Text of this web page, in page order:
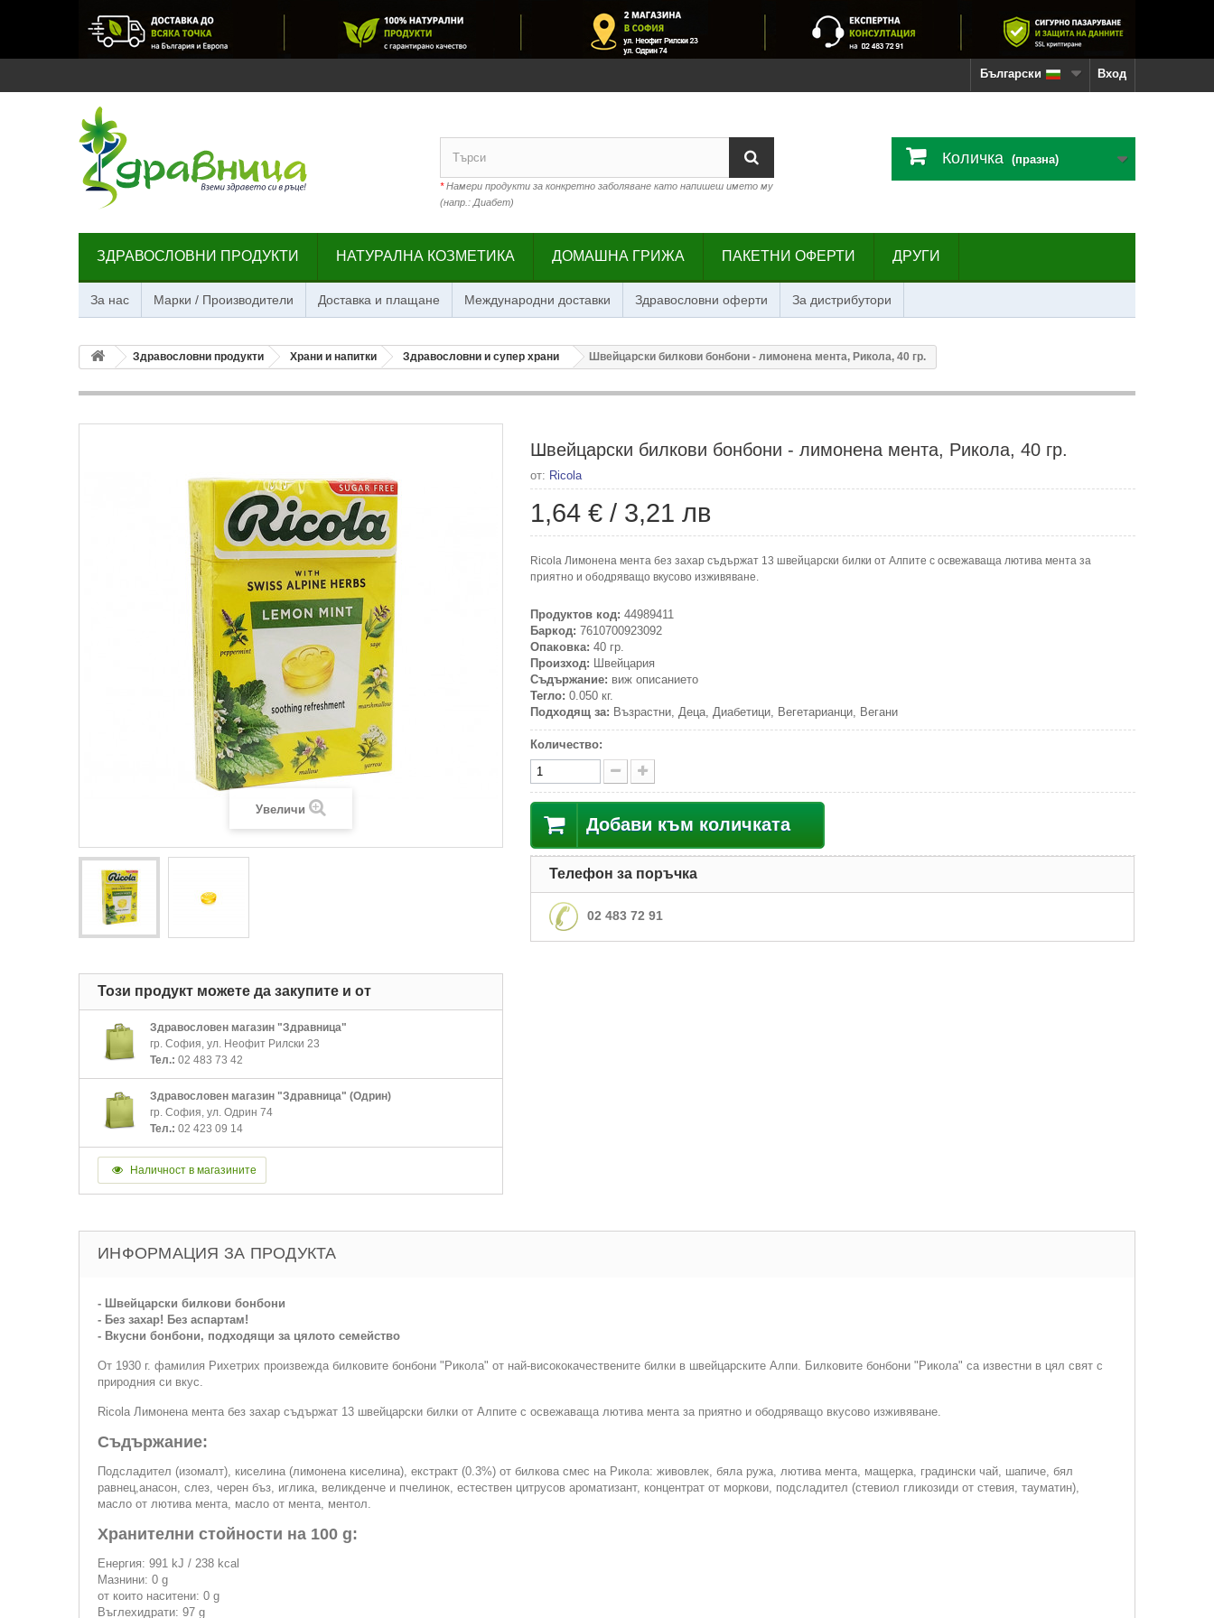
Вход
Български
*Намери продукти за конкретно заболяване като напишеш името му
(напр.: Диабет)
Количка (празна)
ЗДРАВОСЛОВНИ ПРОДУКТИ НАТУРАЛНА КОЗМЕТИКА ДОМАШНА ГРИЖА ПАКЕТНИ ОФЕРТИ ДРУГИ
За нас Марки / Производители Доставка и плащане Международни доставки Здравословни оферти За дистрибутори
Здравословни продукти Храни и напитки Здравословни и супер храни Швейцарски билкови бонбони - лимонена мента, Рикола, 40 гр.
Увеличи
Този продукт можете да закупите и от
Здравословен магазин "Здравница"
гр. София, ул. Неофит Рилски 23
Тел.: 02 483 73 42
Здравословен магазин "Здравница" (Одрин)
гр. София, ул. Одрин 74
Тел.: 02 423 09 14
Наличност в магазините
Швейцарски билкови бонбони - лимонена мента, Рикола, 40 гр.
от: Ricola
1,64 € / 3,21 лв
Ricola Лимонена мента без захар съдържат 13 швейцарски билки от Алпите с освежаваща лютива мента за
приятно и ободряващо вкусово изживяване.
Продуктов код: 44989411
Баркод: 7610700923092
Опаковка: 40 гр.
Произход: Швейцария
Съдържание: виж описанието
Тегло: 0.050 кг.
Подходящ за: Възрастни, Деца, Диабетици, Вегетарианци, Вегани
Количество:
Добави към количката
Телефон за поръчка
02 483 72 91
ИНФОРМАЦИЯ ЗА ПРОДУКТА
- Швейцарски билкови бонбони
- Без захар! Без аспартам!
- Вкусни бонбони, подходящи за цялото семейство
От 1930 г. фамилия Рихетрих произвежда билковите бонбони "Рикола" от най-висококачествените билки в швейцарските Алпи. Билковите бонбони "Рикола" са известни в цял свят с
природния си вкус.
Ricola Лимонена мента без захар съдържат 13 швейцарски билки от Алпите с освежаваща лютива мента за приятно и ободряващо вкусово изживяване.
Съдържание:
Подсладител (изомалт), киселина (лимонена киселина), екстракт (0.3%) от билкова смес на Рикола: живовлек, бяла ружа, лютива мента, мащерка, градински чай, шапиче, бял
равнец,анасон, слез, черен бъз, иглика, великденче и пчелинок, естествен цитрусов ароматизант, концентрат от моркови, подсладител (стевиол гликозиди от стевия, тауматин),
масло от лютива мента, масло от мента, ментол.
Хранителни стойности на 100 g:
Енергия: 991 kJ / 238 kcal
Мазнини: 0 g
от които наситени: 0 g
Въглехидрати: 97 g